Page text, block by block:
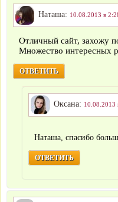
Наташа: 10.08.2013 в
Отличный сайт, захожу
Множество интересных
ОТВЕТИТЬ
Оксана: 10.08.2013
Наташа, спасибо
ОТВЕТИТЬ